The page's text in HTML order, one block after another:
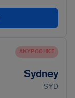
ΑΚΥΡΏΘΗΚΕ
Sydney
SYD